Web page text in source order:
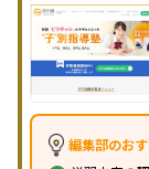
編集部のお